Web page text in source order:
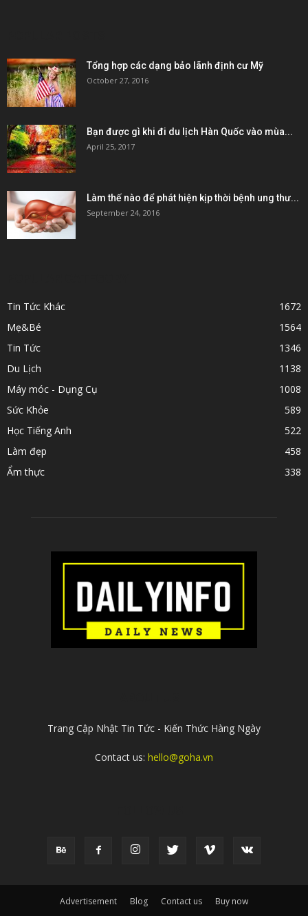
Tổng hợp các dạng bảo lãnh định cư Mỹ
October 27, 2016
Bạn được gì khi đi du lịch Hàn Quốc vào mùa...
April 25, 2017
Làm thế nào để phát hiện kịp thời bệnh ung thư...
September 24, 2016
Tin Tức Khác
1672
Mẹ&Bé
1564
Tin Tức
1346
Du Lịch
1138
Máy móc - Dụng Cụ
1008
Sức Khỏe
589
Học Tiếng Anh
522
Làm đẹp
458
Ẩm thực
338
Trang Cập Nhật Tin Tức - Kiến Thức Hàng Ngày
Contact us: hello@goha.vn
Advertisement Blog Contact us Buy now